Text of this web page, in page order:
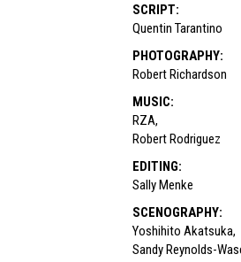
SCRIPT:
Quentin Tarantino
PHOTOGRAPHY:
Robert Richardson
MUSIC:
RZA,
Robert Rodriguez
EDITING:
Sally Menke
SCENOGRAPHY:
Yoshihito Akatsuka,
Sandy Reynolds-